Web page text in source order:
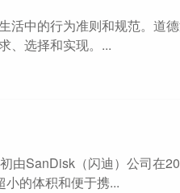
活中的行为准则和规范。道
、选择和实现。...
由SanDisk（闪迪）公司在
的体积和便于携...